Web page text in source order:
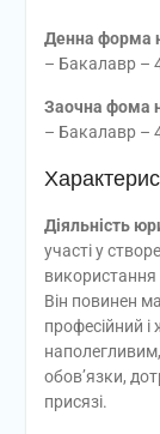
Денна форма
– Бакалавр –
Заочна фома
– Бакалавр –
Діяльність
участі у
використання
Він повинен
професійний
обов’язки,
присязі.